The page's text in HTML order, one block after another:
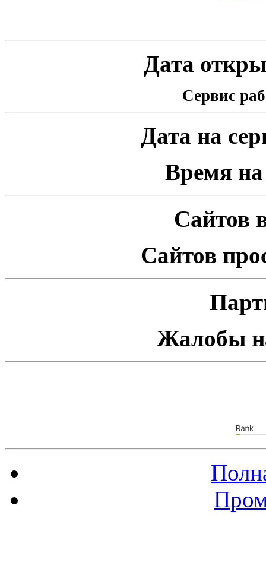
Дата
Сервис
Дата на
Время на
Сайтов
Сайтов
Жалобы